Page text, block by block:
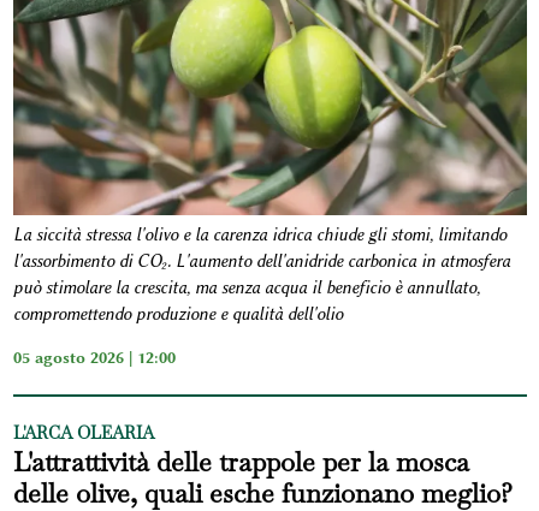
La siccità stressa l'olivo e la carenza idrica chiude gli stomi, limitando
l'assorbimento di CO₂. L'aumento dell'anidride carbonica in atmosfera
può stimolare la crescita, ma senza acqua il beneficio è annullato,
compromettendo produzione e qualità dell'olio
05 agosto 2026 | 12:00
L'ARCA OLEARIA
L'attrattività delle trappole per la mosca
delle olive, quali esche funzionano meglio?